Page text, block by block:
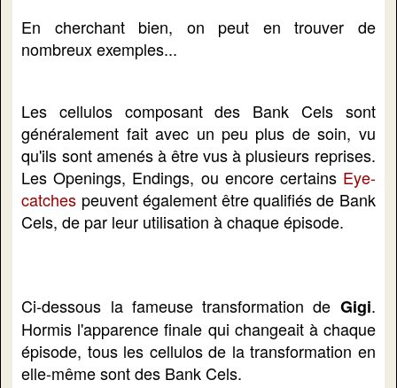
En cherchant bien, on peut en trouver de
nombreux exemples...
Les cellulos composant des Bank Cels sont
généralement fait avec un peu plus de soin, vu
qu'ils sont amenés à être vus à plusieurs reprises.
Les Openings, Endings, ou encore certains Eye-
catches peuvent également être qualifiés de Bank
Cels, de par leur utilisation à chaque épisode.
Ci-dessous la fameuse transformation de Gigi.
Hormis l'apparence finale qui changeait à chaque
épisode, tous les cellulos de la transformation en
elle-même sont des Bank Cels.